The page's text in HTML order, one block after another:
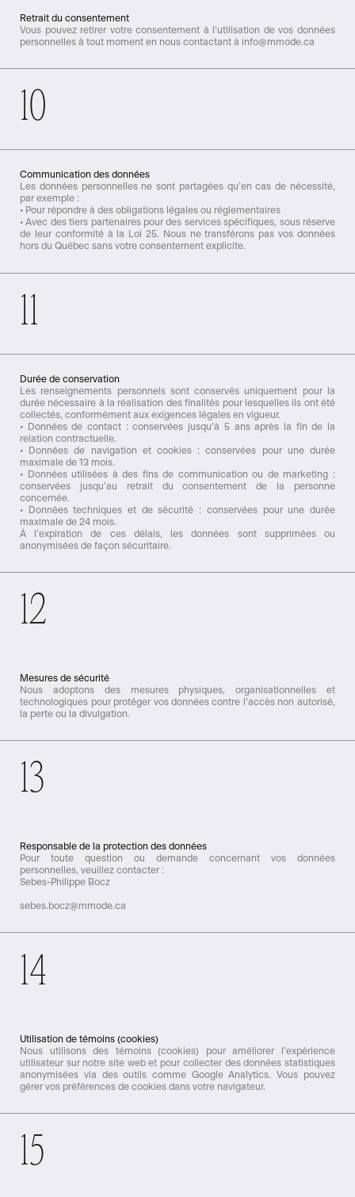
Retrait du consentement
Vous pouvez retirer votre consentement à l’utilisation de vos données
personnelles à tout moment en nous contactant à info@mmode.ca
10
Communication des données
Les données personnelles ne sont partagées qu’en cas de nécessité,
par exemple :
• Pour répondre à des obligations légales ou réglementaires
• Avec des tiers partenaires pour des services spécifiques, sous réserve
de leur conformité à la Loi 25. Nous ne transférons pas vos données
hors du Québec sans votre consentement explicite.
11
Durée de conservation
Les renseignements personnels sont conservés uniquement pour la
durée nécessaire à la réalisation des finalités pour lesquelles ils ont été
collectés, conformément aux exigences légales en vigueur.
• Données de contact : conservées jusqu’à 5 ans après la fin de la
relation contractuelle.
• Données de navigation et cookies : conservées pour une durée
maximale de 13 mois.
• Données utilisées à des fins de communication ou de marketing :
conservées jusqu’au retrait du consentement de la personne
concernée.
• Données techniques et de sécurité : conservées pour une durée
maximale de 24 mois.
À l’expiration de ces délais, les données sont supprimées ou
anonymisées de façon sécuritaire.
12
Mesures de sécurité
Nous adoptons des mesures physiques, organisationnelles et
technologiques pour protéger vos données contre l’accès non autorisé,
la perte ou la divulgation.
13
Responsable de la protection des données
Pour toute question ou demande concernant vos données
personnelles, veuillez contacter :
Sebes-Philippe Bocz
sebes.bocz@mmode.ca
14
Utilisation de témoins (cookies)
Nous utilisons des témoins (cookies) pour améliorer l’expérience
utilisateur sur notre site web et pour collecter des données statistiques
anonymisées via des outils comme Google Analytics. Vous pouvez
gérer vos préférences de cookies dans votre navigateur.
15